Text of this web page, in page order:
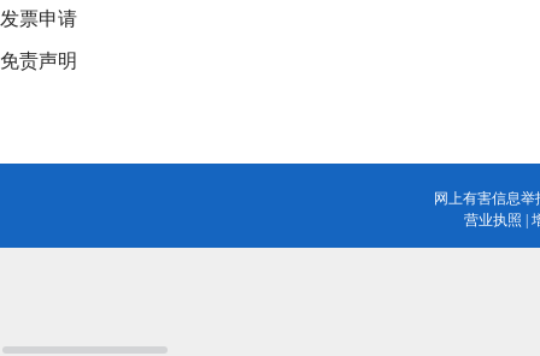
发票申请
免责声明
网上有害信息
营业执照